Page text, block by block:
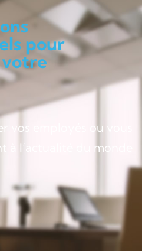
pour
vos employés ou vous
à l’actualité du monde